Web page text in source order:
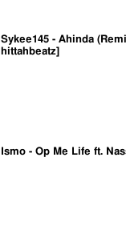
Sykee145 - Ahinda
hittahbeatz]
Ismo - Op Me Life ft.